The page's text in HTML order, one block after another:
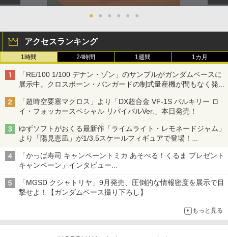
● ● ● ● ● ●
アクセスランキング
1時間 24時間 1週間 1カ月
「RE/100 1/100 デナン・ゾン」のサンプルがガンダムベースに
展示中。クロスボーン・バンガードの制式量産機が間もなく発送
【ガンダムベース撮り下ろし】
「超時空要塞マクロス」より「DX超合金 VF-1S バルキリー ロ
イ・フォッカースペシャル リバイバルVer.」本日発売！
ゆずソフトがおくる最新作「ライムライト・レモネードジャム」
より「陽見恵凪」が1/3.5スケールフィギュアで登場！
メガネ姿も表現できるオプションパーツが付属
「かっぱ寿司 キャンペーントミカ あそべる！くるま プレゼント
キャンペーン」インタビュー
子どもが楽しめるかっぱ寿司ならではの体験とコラボの楽しさを
追求
「MGSD クシャトリヤ」9月発売、圧倒的な情報密度を展示で目
撃せよ！【ガンダムベース撮り下ろし】
もっと見る